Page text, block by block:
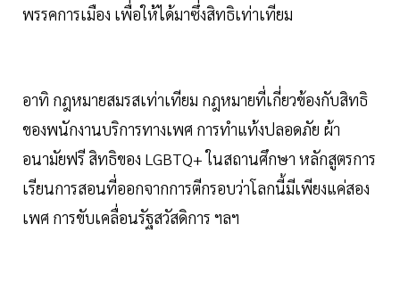
พรรคการเมือง เพื่อให้ได้มาซึ่งสิทธิเท่าเทียม
อาทิ กฎหมายสมรสเท่าเทียม กฎหมายที่เกี่ยวข้องกับสิทธิ
ของพนักงานบริการทางเพศ การทำแท้งปลอดภัย ผ้า
อนามัยฟรี สิทธิของ LGBTQ+ ในสถานศึกษา หลักสูตรการ
เรียนการสอนที่ออกจากการตีกรอบว่าโลกนี้มีเพียงแค่สอง
เพศ การขับเคลื่อนรัฐสวัสดิการ ฯลฯ